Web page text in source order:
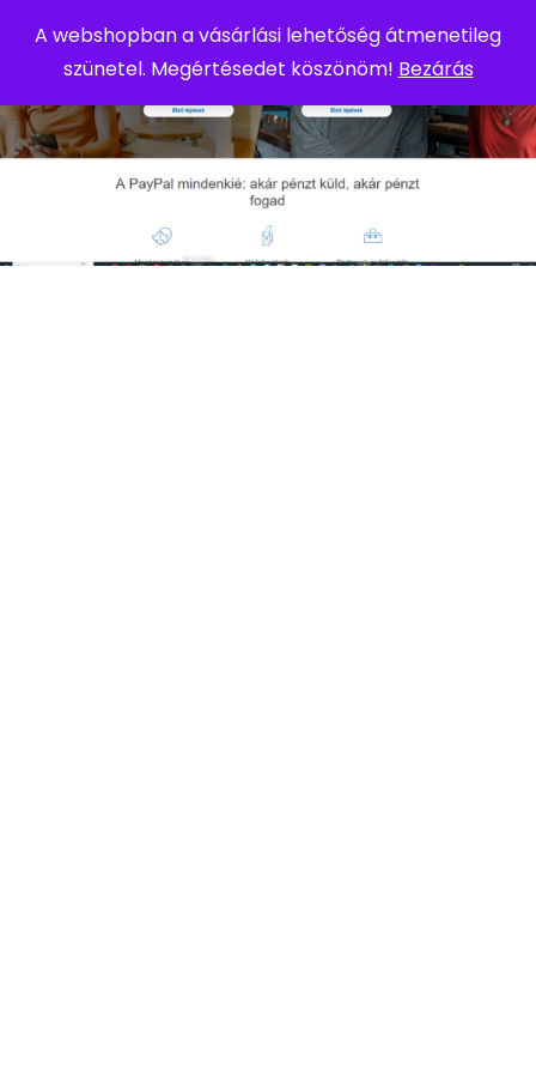
A webshopban a vásárlási lehetőség átmenetileg
szünetel. Megértésedet köszönöm! Bezárás